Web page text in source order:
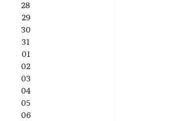
28
29
30
31
01
02
03
04
05
06